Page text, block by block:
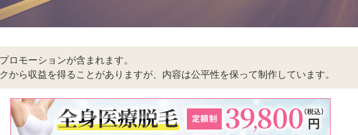
ロモーションが含まれます。
から収益を得ることがありますが、内容は公平性を保って制作しています。